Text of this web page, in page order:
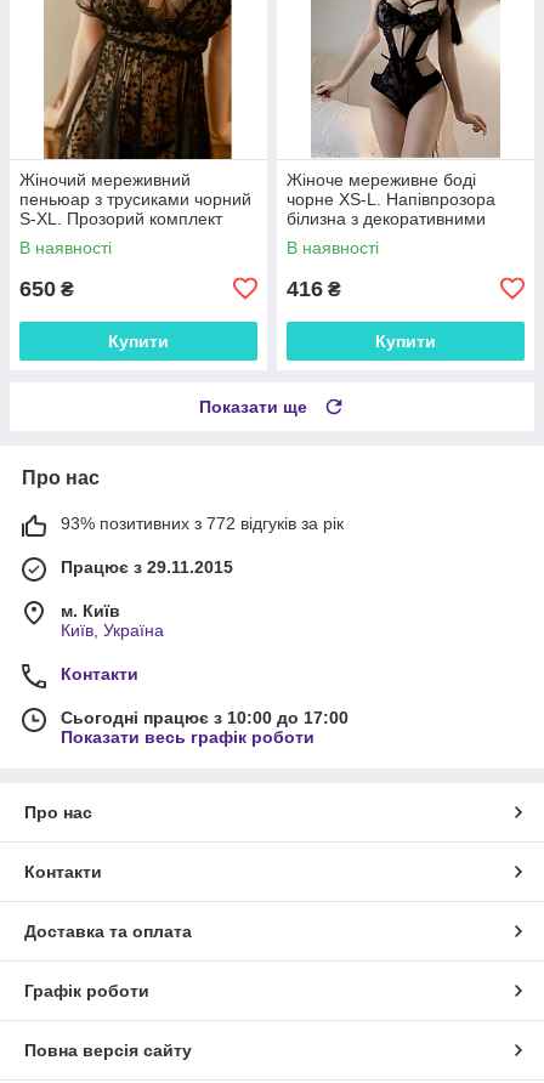
Жіночий мереживний
пеньюар з трусиками чорний
S-XL. Прозорий комплект
нічної білизни на бретелях
для романтичних вечорів
В наявності
650 ₴
Купити
Жіноче мереживне боді
чорне XS-L. Напівпрозора
білизна з декоративними
ремінцями та регульованими
бретелями
В наявності
416 ₴
Купити
Показати ще
Про нас
93% позитивних з 772 відгуків за рік
Працює з 29.11.2015
м. Київ
Київ, Україна
Контакти
Сьогодні працює з 10:00 до 17:00
Показати весь графік роботи
Про нас
Контакти
Доставка та оплата
Графік роботи
Повна версія сайту